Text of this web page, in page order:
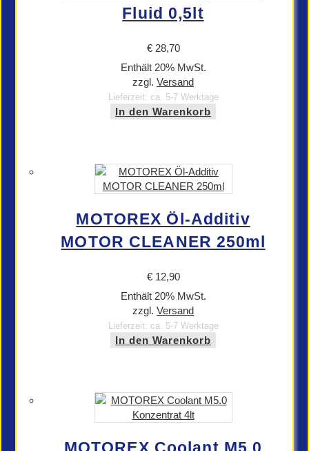
Fluid 0,5lt
€28,70
Enthält 20% MwSt.
zzgl. Versand
Lieferzeit: ca. 5-7 Werktage
In den Warenkorb
MOTOREX Öl-Additiv
MOTOR CLEANER 250ml
€12,90
Enthält 20% MwSt.
zzgl. Versand
Lieferzeit: ca. 5-7 Werktage
In den Warenkorb